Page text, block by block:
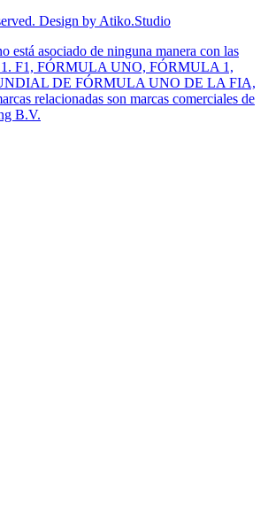
Design by Atiko.Studio
está asociado de ninguna manera con las
1. F1, FÓRMULA UNO, FÓRMULA 1,
DE FÓRMULA UNO DE LA FIA,
relacionadas son marcas comerciales de
B.V.